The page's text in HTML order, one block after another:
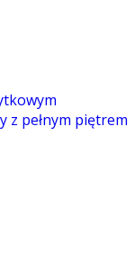
z pełnym piętrem